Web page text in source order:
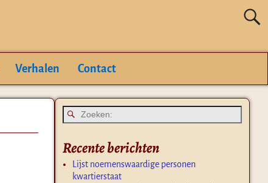
Verhalen Contact
Recente berichten
Lijst noemenswaardige personen
kwartierstaat